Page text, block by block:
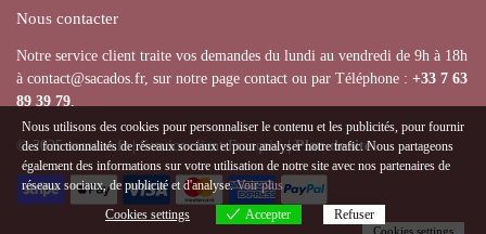
Nous contacter
Notre service client traite vos demandes du lundi au vendredi de 9h à 18h
à contact@sacados.fr, sur notre page contact ou par Téléphone : +33 7 63
89 39 79
© 2025 sacados.fr | Service client Français |Plan de site
Nous utilisons des cookies pour personnaliser le contenu et les publicités, pour fournir
des fonctionnalités de réseaux sociaux et pour analyser notre trafic. Nous partageons
également des informations sur votre utilisation de notre site avec nos partenaires de
réseaux sociaux, de publicité et d'analyse.Voir plus
Cookies settings
Accepter Refuser
Cookies settings